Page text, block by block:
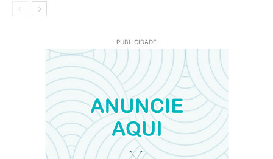
- PUBLICIDADE -